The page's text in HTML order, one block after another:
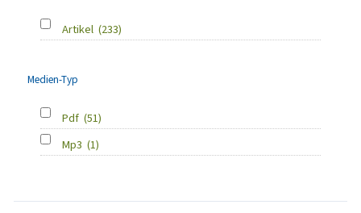
Artikel (233)
Medien-Typ
Pdf (51)
Mp3 (1)